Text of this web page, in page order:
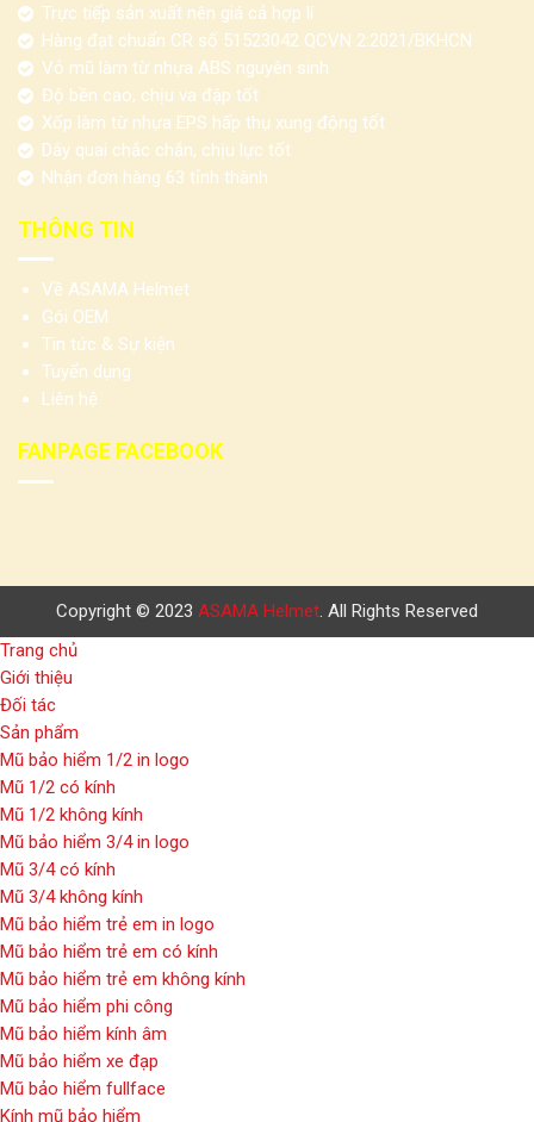
Trực tiếp sản xuất nên giá cả hợp lí
Hàng đạt chuẩn CR số 51523042 QCVN 2:2021/BKHCN
Vỏ mũ làm từ nhựa ABS nguyên sinh
Độ bền cao, chịu va đập tốt
Xốp làm từ nhựa EPS hấp thụ xung động tốt
Dây quai chắc chắn, chịu lực tốt
Nhận đơn hàng 63 tỉnh thành
THÔNG TIN
Về ASAMA Helmet
Gói OEM
Tin tức & Sự kiện
Tuyển dụng
Liên hệ
FANPAGE FACEBOOK
Copyright © 2023 ASAMA Helmet . All Rights Reserved
Trang chủ
Giới thiệu
Đối tác
Sản phẩm
Mũ bảo hiểm 1/2 in logo
Mũ 1/2 có kính
Mũ 1/2 không kính
Mũ bảo hiểm 3/4 in logo
Mũ 3/4 có kính
Mũ 3/4 không kính
Mũ bảo hiểm trẻ em in logo
Mũ bảo hiểm trẻ em có kính
Mũ bảo hiểm trẻ em không kính
Mũ bảo hiểm phi công
Mũ bảo hiểm kính âm
Mũ bảo hiểm xe đạp
Mũ bảo hiểm fullface
Kính mũ bảo hiểm